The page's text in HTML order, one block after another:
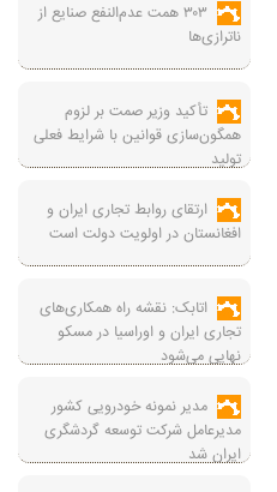
۳۰۳ همت عدم‌النفع صنایع از
ناترازی‌ها
تأکید وزیر صمت بر لزوم
همگون‌سازی قوانین با شرایط فعلی
تولید
ارتقای روابط تجاری ایران و
افغانستان در اولویت دولت است
اتابک: نقشه راه همکاری‌های
تجاری ایران و اوراسیا در مسکو
نهایی می‌شود
مدیر نمونه خودرویی کشور
مدیرعامل شرکت توسعه گردشگری
ایران شد